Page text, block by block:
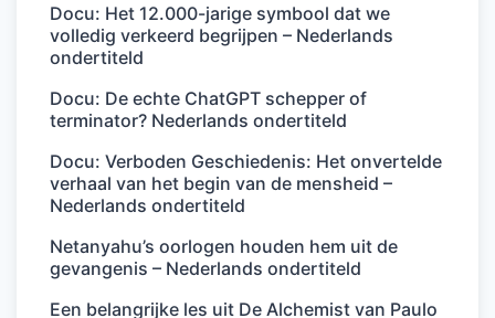
Docu: Het 12.000-jarige symbool dat we
volledig verkeerd begrijpen – Nederlands
ondertiteld
Docu: De echte ChatGPT schepper of
terminator? Nederlands ondertiteld
Docu: Verboden Geschiedenis: Het onvertelde
verhaal van het begin van de mensheid –
Nederlands ondertiteld
Netanyahu’s oorlogen houden hem uit de
gevangenis – Nederlands ondertiteld
Een belangrijke les uit De Alchemist van Paulo